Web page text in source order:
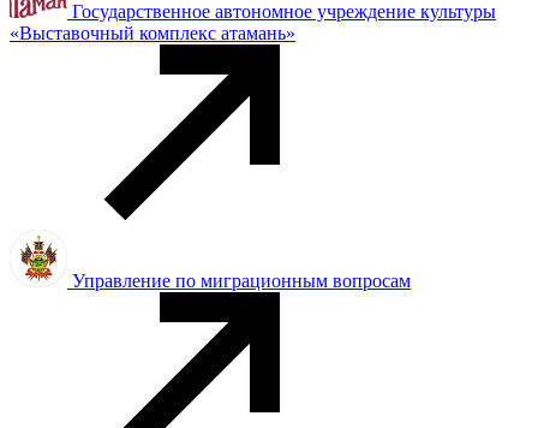
Государственное автономное учреждение культуры
«Выставочный комплекс атамань»
Управление по миграционным вопросам